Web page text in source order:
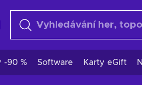
-90 % Software Karty eGift